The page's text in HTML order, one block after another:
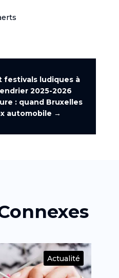
ludiques à
2025-2026
: quand Bruxelles
automobile →
Actualité